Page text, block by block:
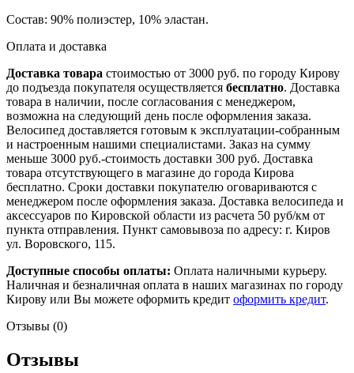
Состав: 90% полиэстер, 10% эластан.
Оплата и доставка
Доставка товара стоимостью от 3000 руб. по городу Кирову
до подъезда покупателя осуществляется бесплатно. Доставка
товара в наличии, после согласования с менеджером,
возможна на следующий день после оформления заказа.
Велосипед доставляется готовым к эксплуатации-собранным
и настроенным нашими специалистами. Заказ на сумму
меньше 3000 руб.-стоимость доставки 300 руб. Доставка
товара отсутствующего в магазине до города Кирова
бесплатно. Сроки доставки покупателю оговариваются с
менеджером после оформления заказа. Доставка велосипеда и
аксессуаров по Кировской области из расчета 50 руб/км от
пункта отправления. Пункт самовывоза по адресу: г. Киров
ул. Воровского, 115.
Доступные способы оплаты: Оплата наличными курьеру.
Наличная и безналичная оплата в наших магазинах по городу
Кирову или Вы можете оформить кредит оформить кредит.
Отзывы (0)
Отзывы